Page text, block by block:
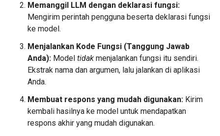
Memanggil LLM dengan deklarasi fungsi:
Mengirim perintah pengguna beserta deklarasi fungsi
ke model.
Menjalankan Kode Fungsi (Tanggung Jawab
Anda): Model tidak menjalankan fungsi itu sendiri.
Ekstrak nama dan argumen, lalu jalankan di aplikasi
Anda.
Membuat respons yang mudah digunakan: Kirim
kembali hasilnya ke model untuk mendapatkan
respons akhir yang mudah digunakan.